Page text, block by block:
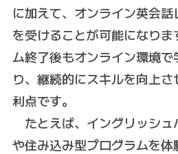
に加えて、オンライン英会
を受けることが可能になり
ム終了後もオンライン環境
り、継続的にスキルを向上
利点です。
たとえば、イングリッシュ
や住み込み型プログラムを